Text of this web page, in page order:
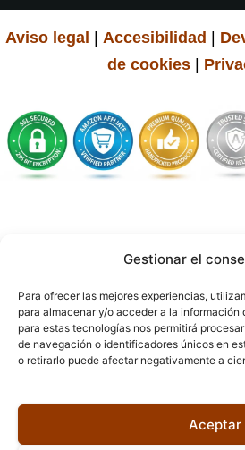
Gestionar el
Para ofrecer las mejores experiencias,
para almacenar y/o acceder a la
para estas tecnologías nos permitirá
de navegación o identificadores únicos en
o retirarlo puede afectar negativamente a
Aceptar
Aviso legal Accesibilidad
de cookies|